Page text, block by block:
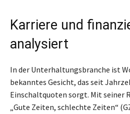
Karriere und
analysiert
In der Unterhaltungsbranche ist
bekanntes Gesicht, das seit
Einschaltquoten sorgt. Mit seiner
„Gute Zeiten, schlechte Zeiten“